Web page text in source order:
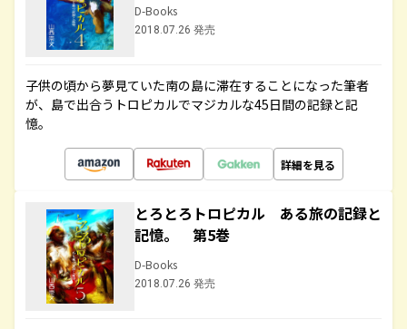
D-Books
2018.07.26 発売
子供の頃から夢見ていた南の島に滞在することになった筆者
が、島で出合うトロピカルでマジカルな45日間の記録と記
憶。
詳細を見る
とろとろトロピカル ある旅の記録と
記憶。 第5巻
D-Books
2018.07.26 発売